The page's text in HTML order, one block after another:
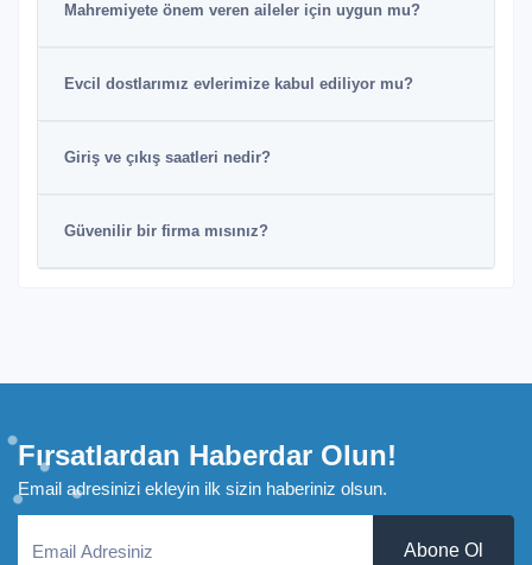
Mahremiyete önem veren aileler için uygun mu?
Evcil dostlarımız evlerimize kabul ediliyor mu?
Giriş ve çıkış saatleri nedir?
Güvenilir bir firma mısınız?
Fırsatlardan Haberdar Olun!
Email adresinizi ekleyin ilk sizin haberiniz olsun.
Abone Ol